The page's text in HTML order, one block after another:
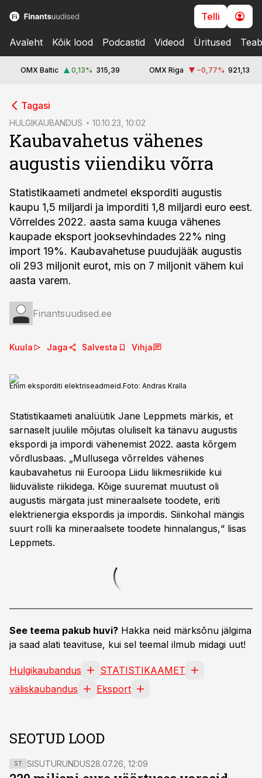
Telli
Avaleht Kõik lood Podcastid Videod Üritused
OMX Baltic 0,13% 315,39 OMX Riga −0,77% 921,13
Tagasi
HULGIKAUBANDUS 10.10.23, 10:02
Kaubavahetus vähenes
augustis viiendiku võrra
Statistikaameti andmetel eksporditi augustis
kaupu 1,5 miljardi ja imporditi 1,8 miljardi euro eest.
Võrreldes 2022. aasta sama kuuga vähenes
kaupade eksport jooksevhindades 22% ning
import 19%. Kaubavahetuse puudujääk augustis
oli 293 miljonit eurot, mis on 7 miljonit vähem kui
aasta varem.
Finantsuudised.ee
Kuula Jaga Salvesta Vihja
Enim eksporditi elektriseadmeid.Foto: Andras Kralla
Statistikaameti analüütik Jane Leppmets märkis, et
sarnaselt juulile mõjutas oluliselt ka tänavu augustis
ekspordi ja impordi vähenemist 2022. aasta kõrgem
võrdlusbaas. „Mullusega võrreldes vähenes
kaubavahetus nii Euroopa Liidu liikmesriikide kui
liiduväliste riikidega. Kõige suuremat muutust oli
augustis märgata just mineraalsete toodete, eriti
elektrienergia ekspordis ja impordis. Siinkohal mängis
suurt rolli ka mineraalsete toodete hinnalangus,“ lisas
Leppmets.
See teema pakub huvi? Hakka neid märksõnu jälgima
ja saad alati teavituse, kui sel teemal ilmub midagi uut!
Hulgikaubandus
STATISTIKAAMET
väliskaubandus
Eksport
SEOTUD LOOD
ST SISUTURUNDUS28.07.26, 12:09